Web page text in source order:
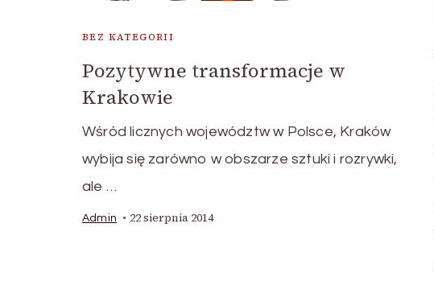
BEZ KATEGORII
Pozytywne transformacje w
Krakowie
Wśród licznych województw w Polsce, Kraków
wybija się zarówno w obszarze sztuki i rozrywki,
ale …
Admin 22 sierpnia 2014